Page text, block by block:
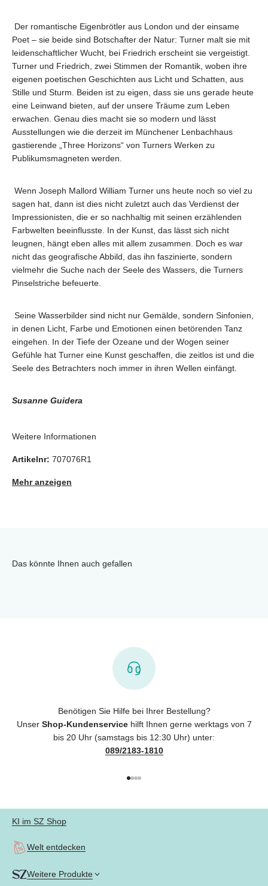
Der romantische Eigenbrötler aus London und der einsame
Poet – sie beide sind Botschafter der Natur: Turner malt sie mit
leidenschaftlicher Wucht, bei Friedrich erscheint sie vergeistigt.
Turner und Friedrich, zwei Stimmen der Romantik, woben ihre
eigenen poetischen Geschichten aus Licht und Schatten, aus
Stille und Sturm. Beiden ist zu eigen, dass sie uns gerade heute
eine Leinwand bieten, auf der unsere Träume zum Leben
erwachen. Genau dies macht sie so modern und lässt
Ausstellungen wie die derzeit im Münchener Lenbachhaus
gastierende „Three Horizons“ von Turners Werken zu
Publikumsmagneten werden.
Wenn Joseph Mallord William Turner uns heute noch so viel zu
sagen hat, dann ist dies nicht zuletzt auch das Verdienst der
Impressionisten, die er so nachhaltig mit seinen erzählenden
Farbwelten beeinflusste. In der Kunst, das lässt sich nicht
leugnen, hängt eben alles mit allem zusammen. Doch es war
nicht das geografische Abbild, das ihn faszinierte, sondern
vielmehr die Suche nach der Seele des Wassers, die Turners
Pinselstriche befeuerte.
Seine Wasserbilder sind nicht nur Gemälde, sondern Sinfonien,
in denen Licht, Farbe und Emotionen einen betörenden Tanz
eingehen. In der Tiefe der Ozeane und der Wogen seiner
Gefühle hat Turner eine Kunst geschaffen, die zeitlos ist und die
Seele des Betrachters noch immer in ihren Wellen einfängt.
Susanne Guidera
Weitere Informationen
Artikelnr: 707076R1
Mehr anzeigen
Das könnte Ihnen auch gefallen
Benötigen Sie Hilfe bei Ihrer Bestellung?
Unser Shop-Kundenservicehilft Ihnen gerne werktags von 7
bis 20 Uhr (samstags bis 12:30 Uhr) unter:
089/2183-1810
KI im SZ Shop
Welt entdecken
Weitere Produkte